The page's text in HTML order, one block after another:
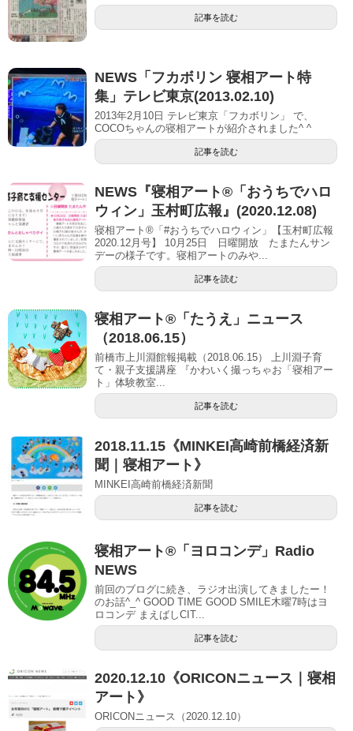
記事を読む
NEWS「フカボリン 寝相アート特
集」テレビ東京(2013.02.10)
2013年2月10日 テレビ東京「フカボリン」 で、
COCOちゃんの寝相アートが紹介されました^ ^
記事を読む
NEWS『寝相アート®「おうちでハロ
ウィン」玉村町広報』(2020.12.08)
寝相アート®「#おうちでハロウィン」【玉村町広報
2020.12月号】 10月25日 日曜開放 たまたんサン
デーの様子です。寝相アートのみや...
記事を読む
寝相アート®「たうえ」ニュース
（2018.06.15）
前橋市上川淵館報掲載（2018.06.15） 上川淵子育
て・親子支援講座 『かわいく撮っちゃお「寝相アー
ト」体験教室...
記事を読む
2018.11.15《MINKEI高崎前橋経済新
聞｜寝相アート》
MINKEI高崎前橋経済新聞
記事を読む
寝相アート®︎「ヨロコンデ」Radio
NEWS
前回のブログに続き、ラジオ出演してきましたー！
のお話^_^ GOOD TIME GOOD SMILE木曜7時はヨ
ロコンデ まえばしCIT...
記事を読む
2020.12.10《ORICONニュース｜寝相
アート》
ORICONニュース（2020.12.10）